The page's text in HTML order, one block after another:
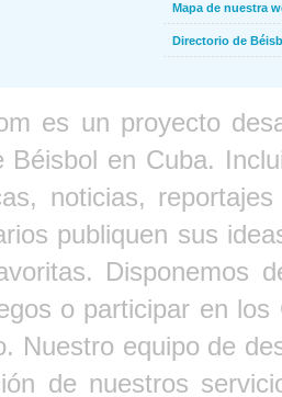
Mapa de nuestra
Directorio de
es un proyecto
Béisbol en Cuba.
noticias,
publiquen sus
Disponemos
o participar en
Nuestro equipo de
de nuestros